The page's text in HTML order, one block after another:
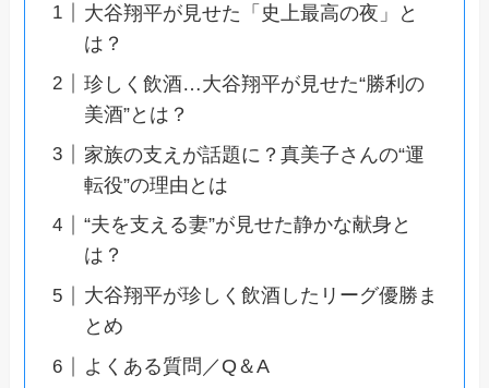
大谷翔平が見せた「史上最高の夜」と
は？
珍しく飲酒…大谷翔平が見せた“勝利の
美酒”とは？
家族の支えが話題に？真美子さんの“運
転役”の理由とは
“夫を支える妻”が見せた静かな献身と
は？
大谷翔平が珍しく飲酒したリーグ優勝ま
とめ
よくある質問／Q＆A